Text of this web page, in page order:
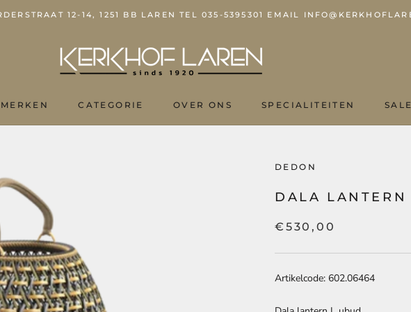
12-14, 1251 BB LAREN TEL 035-5395301 EMAIL
MERKEN CATEGORIE
OVER ONS
SPECIALITEITEN
SALE
DEDON
DALA
€530,00
Artikelcode: 602.06464